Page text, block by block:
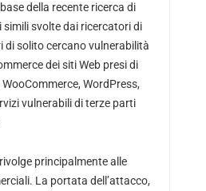
della recente ricerca di
svolte dai ricercatori di
di solito cercano vulnerabilità
dei siti Web presi di
WordPress,
vulnerabili di terze parti
principalmente alle
La portata dell’attacco,